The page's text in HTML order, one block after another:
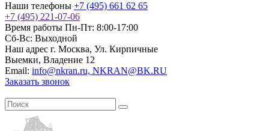
Наши телефоны +7 (495) 661 62 65
+7 (495) 221-07-06
Время работы Пн-Пт: 8:00-17:00
Сб-Вс: Выходной
Наш адрес г. Москва, Ул. Кирпичные
Выемки, Владение 12
Email: info@nkran.ru, NKRAN@BK.RU
Заказать звонок